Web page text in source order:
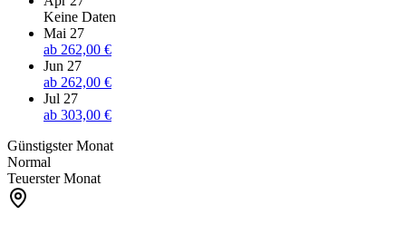
Keine Daten
Mai 27
ab 262,00 €
Jun 27
ab 262,00 €
Jul 27
ab 303,00 €
Günstigster Monat
Normal
Teuerster Monat